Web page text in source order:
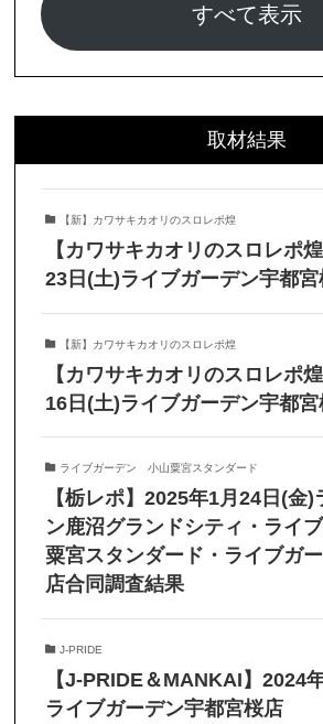
すべて表示
取材結果
【新】カワサキカオリのスロレポ煌
【カワサキカオリのスロレポ
23日(土)ライブガーデン宇都宮
【新】カワサキカオリのスロレポ煌
【カワサキカオリのスロレポ
16日(土)ライブガーデン宇都
ライブガーデン 小山粟宮スタンダード
【栃レポ】2025年1月24日(金
ン鹿沼グランドシティ・ライ
粟宮スタンダード・ライブガ
店合同調査結果
J-PRIDE
【J-PRIDE＆MANKAI】2024
ライブガーデン宇都宮桜店